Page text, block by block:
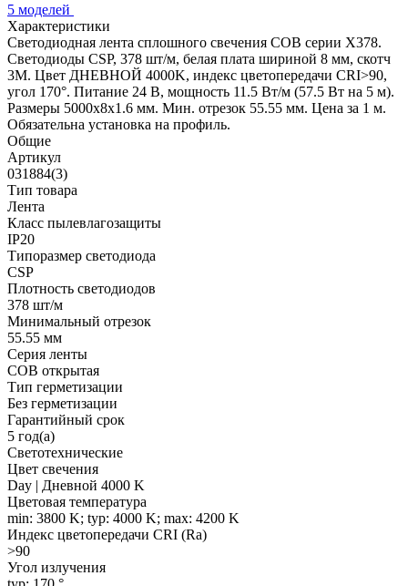
5 моделей
Характеристики
Светодиодная лента сплошного свечения COB серии X378.
Светодиоды CSP, 378 шт/м, белая плата шириной 8 мм, скотч
3M. Цвет ДНЕВНОЙ 4000K, индекс цветопередачи CRI>90,
угол 170°. Питание 24 В, мощность 11.5 Вт/м (57.5 Вт на 5 м).
Размеры 5000x8x1.6 мм. Мин. отрезок 55.55 мм. Цена за 1 м.
Обязательна установка на профиль.
Общие
Артикул
031884(3)
Тип товара
Лента
Класс пылевлагозащиты
IP20
Типоразмер светодиода
CSP
Плотность светодиодов
378 шт/м
Минимальный отрезок
55.55 мм
Серия ленты
COB открытая
Тип герметизации
Без герметизации
Гарантийный срок
5 год(а)
Светотехнические
Цвет свечения
Day | Дневной 4000 K
Цветовая температура
min: 3800 K; typ: 4000 K; max: 4200 K
Индекс цветопередачи CRI (Ra)
>90
Угол излучения